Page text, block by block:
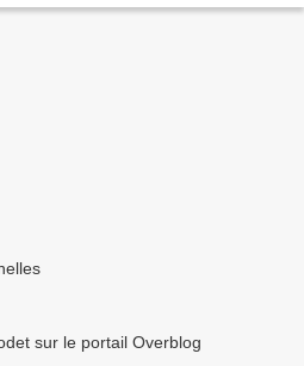
sur le portail Overblog